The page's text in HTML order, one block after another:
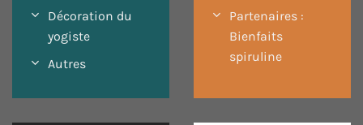
Décoration du
yogiste
Autres
Partenaires :
Bienfaits
spiruline